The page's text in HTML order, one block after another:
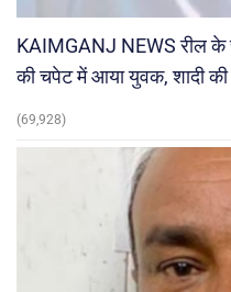
KAIMGANJ NEWS रील
की चपेट में आया युवक, शादी की
(69,928)